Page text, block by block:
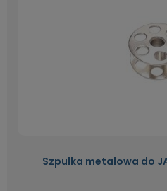
Szpulka metalowa do